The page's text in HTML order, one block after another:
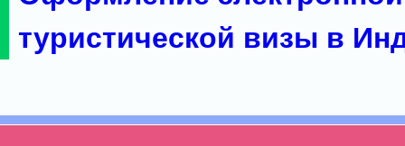
туристической визы в